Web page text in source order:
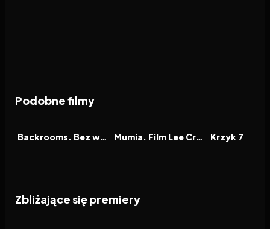
Podobne filmy
FILM Backrooms. Bez wyjścia FILM Mumia. Film Lee Cronina FILM
Krzyk 7
Zbliżające się premiery